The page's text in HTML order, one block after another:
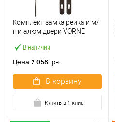
В наличии
Комплект замка рейка и м/
п и алюм.двери VORNE
ABARO и ручками
Цена 2 058 грн.
В корзину
Купить в 1 клик